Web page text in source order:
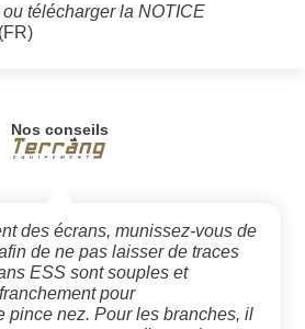
télécharger la NOTICE
(FR)
Nos conseils
des écrans, munissez-vous de
de ne pas laisser de traces
ESS sont souples et
pour
pince nez. Pour les branches, il